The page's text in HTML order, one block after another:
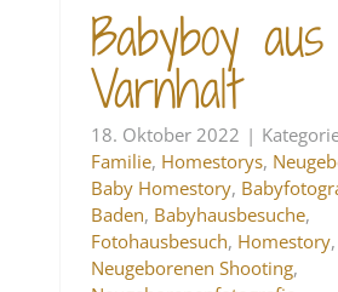
Babyboy aus
Varnhalt
18. Oktober 2022 |
Familie, Homestorys,
Baby Homestory,
Baden, Babyhausbesuche,
Fotohausbesuch, Homestory,
Neugeborenen Shooting,